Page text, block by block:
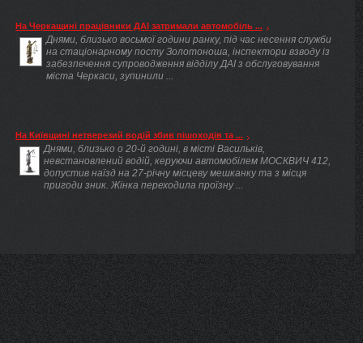
На Черкащині працівники ДАІ затримали автомобіль ...
Днями, близько восьмої години ранку, під час несення служби
на стаціонарному посту Золотоноша, інспектори взводу із
забезпечення супроводження відділу ДАІ з обслуговування
міста Черкаси, зупинили ...
На Київщині нетверезий водій збив пішоходів та ...
Днями, близько о 20-й годині, в місті Васильків,
невстановлений водій, керуючи автомобілем МОСКВИЧ 412,
допустив наїзд на 27-річну місцеву мешканку та з місця
пригоди зник. Жінка переходила проїзну ...